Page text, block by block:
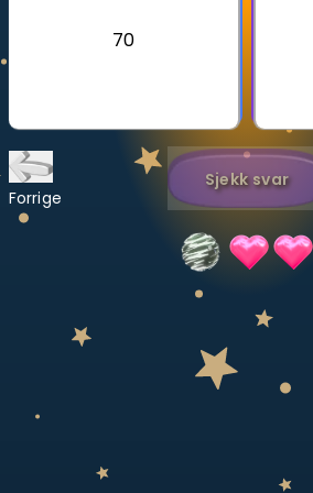
Bestill
LÆREPLAN
Velg læreplan
Logg inn
70
Forrige
Sjekk svar